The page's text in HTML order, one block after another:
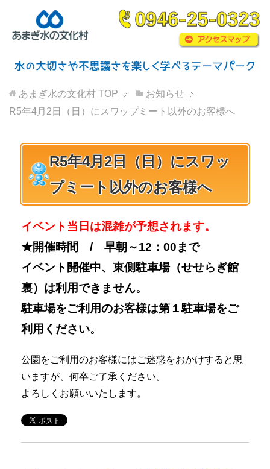
あまぎ水の文化村 TOP
お知らせ
R5年4月2日（日）にスワップミート以外のお客様へ
R5年4月2日（日）にスワッ
プミート以外のお客様へ
イベント当日は混雑が予想されます。
★開催時間 / 早朝～12：00まで
イベント開催中、東側駐車場（せせらぎ館
裏）は利用できません。
駐車場をご利用のお客様は第１駐車場をご
利用ください。
公園をご利用のお客様にはご迷惑をおかけすると思
いますが、何卒ご了承ください。
よろしくお願いいたします。